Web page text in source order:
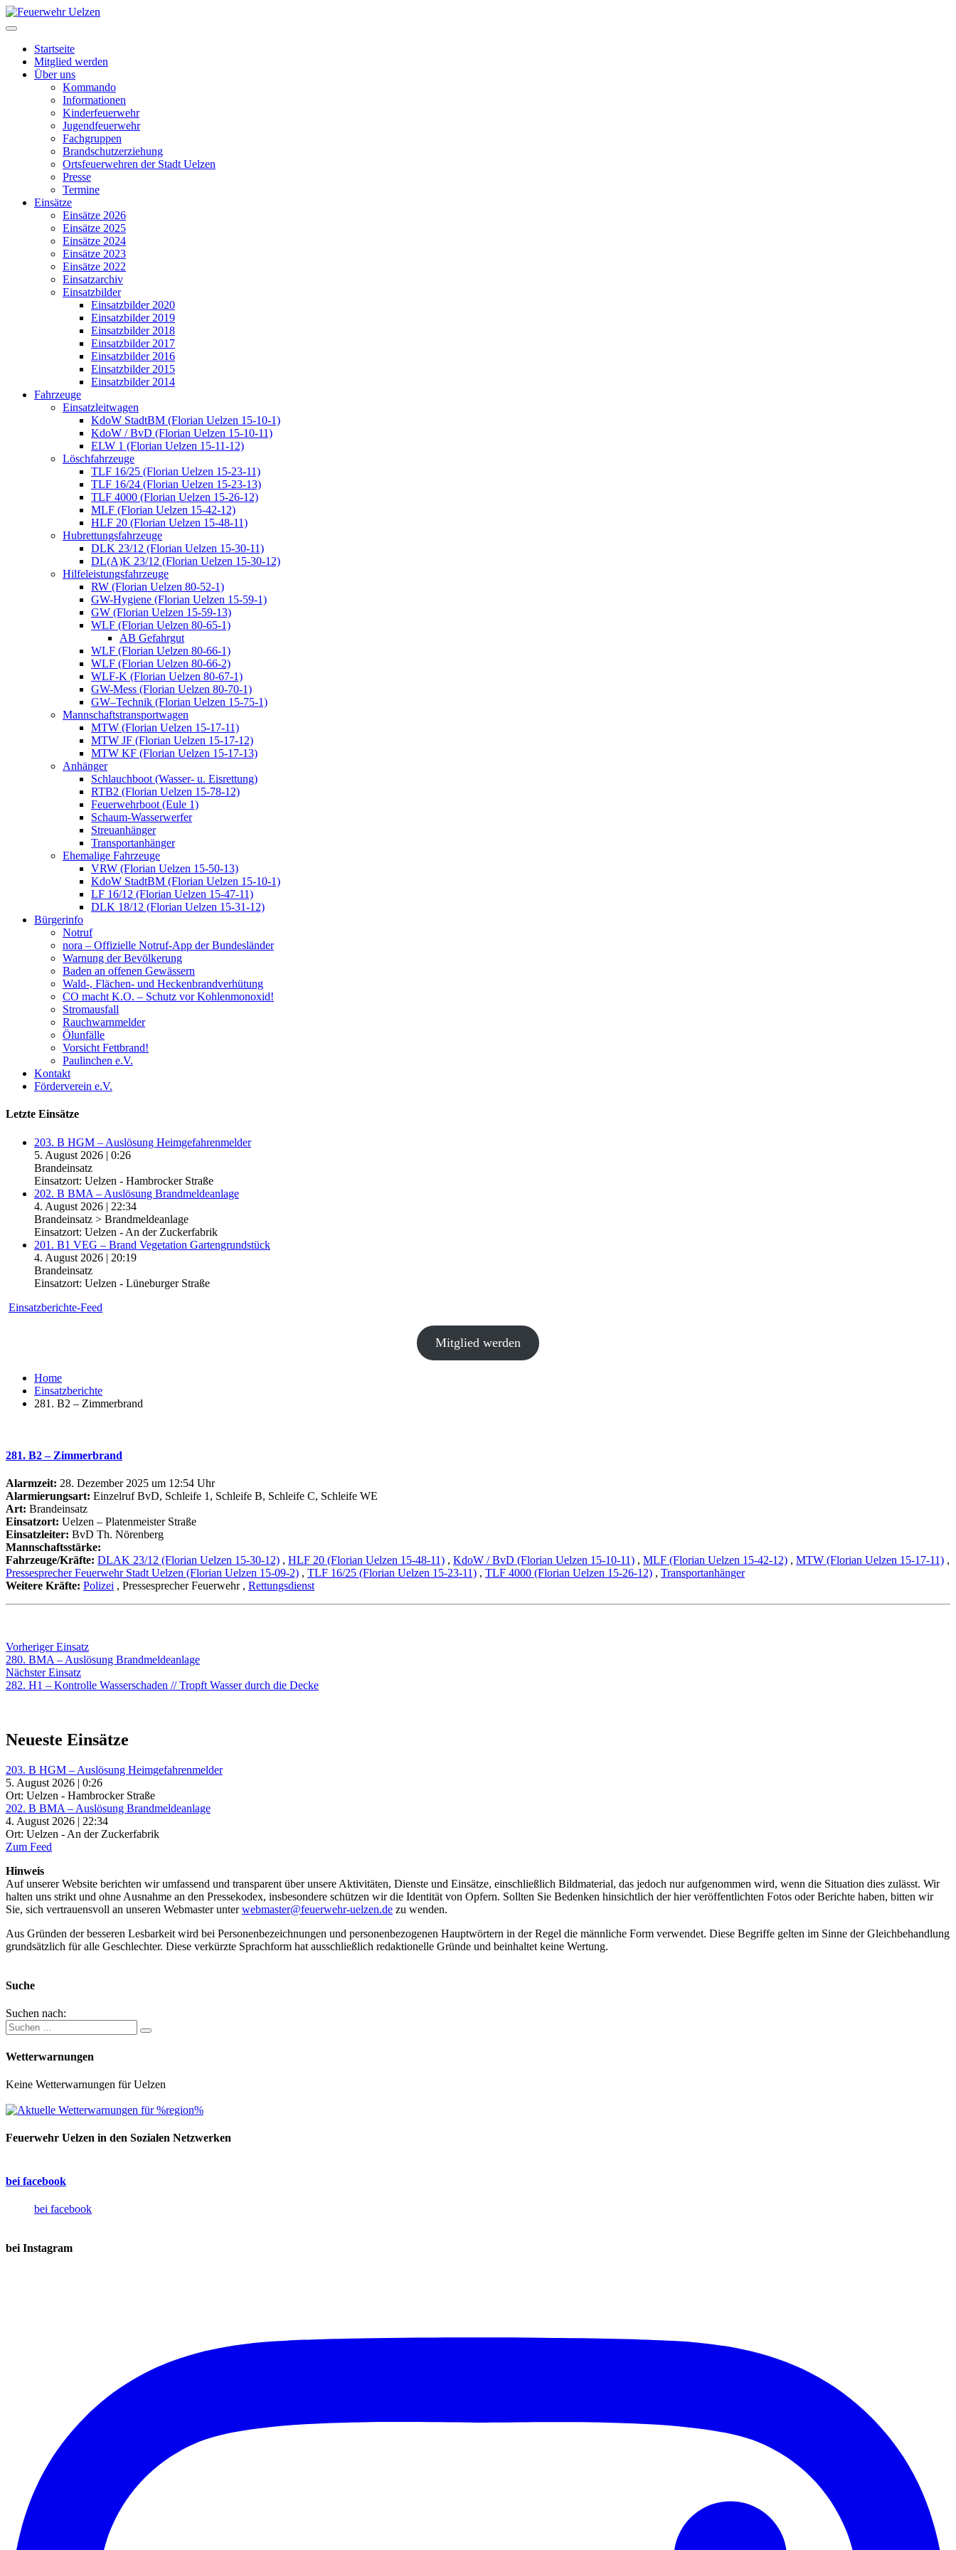
Startseite
Mitglied werden
Über uns
Kommando
Informationen
Kinderfeuerwehr
Jugendfeuerwehr
Fachgruppen
Brandschutzerziehung
Ortsfeuerwehren der Stadt Uelzen
Presse
Termine
Einsätze
Einsätze 2026
Einsätze 2025
Einsätze 2024
Einsätze 2023
Einsätze 2022
Einsatzarchiv
Einsatzbilder
Einsatzbilder 2020
Einsatzbilder 2019
Einsatzbilder 2018
Einsatzbilder 2017
Einsatzbilder 2016
Einsatzbilder 2015
Einsatzbilder 2014
Fahrzeuge
Einsatzleitwagen
KdoW StadtBM (Florian Uelzen 15-10-1)
KdoW / BvD (Florian Uelzen 15-10-11)
ELW 1 (Florian Uelzen 15-11-12)
Löschfahrzeuge
TLF 16/25 (Florian Uelzen 15-23-11)
TLF 16/24 (Florian Uelzen 15-23-13)
TLF 4000 (Florian Uelzen 15-26-12)
MLF (Florian Uelzen 15-42-12)
HLF 20 (Florian Uelzen 15-48-11)
Hubrettungsfahrzeuge
DLK 23/12 (Florian Uelzen 15-30-11)
DL(A)K 23/12 (Florian Uelzen 15-30-12)
Hilfeleistungsfahrzeuge
RW (Florian Uelzen 80-52-1)
GW-Hygiene (Florian Uelzen 15-59-1)
GW (Florian Uelzen 15-59-13)
WLF (Florian Uelzen 80-65-1)
AB Gefahrgut
WLF (Florian Uelzen 80-66-1)
WLF (Florian Uelzen 80-66-2)
WLF-K (Florian Uelzen 80-67-1)
GW-Mess (Florian Uelzen 80-70-1)
GW–Technik (Florian Uelzen 15-75-1)
Mannschaftstransportwagen
MTW (Florian Uelzen 15-17-11)
MTW JF (Florian Uelzen 15-17-12)
MTW KF (Florian Uelzen 15-17-13)
Anhänger
Schlauchboot (Wasser- u. Eisrettung)
RTB2 (Florian Uelzen 15-78-12)
Feuerwehrboot (Eule 1)
Schaum-Wasserwerfer
Streuanhänger
Transportanhänger
Ehemalige Fahrzeuge
VRW (Florian Uelzen 15-50-13)
KdoW StadtBM (Florian Uelzen 15-10-1)
LF 16/12 (Florian Uelzen 15-47-11)
DLK 18/12 (Florian Uelzen 15-31-12)
Bürgerinfo
Notruf
nora – Offizielle Notruf-App der Bundesländer
Warnung der Bevölkerung
Baden an offenen Gewässern
Wald-, Flächen- und Heckenbrandverhütung
CO macht K.O. – Schutz vor Kohlenmonoxid!
Stromausfall
Rauchwarnmelder
Ölunfälle
Vorsicht Fettbrand!
Paulinchen e.V.
Kontakt
Förderverein e.V.
Letzte Einsätze
203. B HGM – Auslösung Heimgefahrenmelder
5. August 2026 | 0:26
Brandeinsatz
Einsatzort: Uelzen - Hambrocker Straße
202. B BMA – Auslösung Brandmeldeanlage
4. August 2026 | 22:34
Brandeinsatz > Brandmeldeanlage
Einsatzort: Uelzen - An der Zuckerfabrik
201. B1 VEG – Brand Vegetation Gartengrundstück
4. August 2026 | 20:19
Brandeinsatz
Einsatzort: Uelzen - Lüneburger Straße
Einsatzberichte-Feed
Mitglied werden
Home
Einsatzberichte
281. B2 – Zimmerbrand
281. B2 – Zimmerbrand
Alarmzeit: 28. Dezember 2025 um 12:54 Uhr
Alarmierungsart: Einzelruf BvD, Schleife 1, Schleife B, Schleife C, Schleife WE
Art: Brandeinsatz
Einsatzort: Uelzen – Platenmeister Straße
Einsatzleiter: BvD Th. Nörenberg
Mannschaftsstärke:
Fahrzeuge/Kräfte: DLAK 23/12 (Florian Uelzen 15-30-12) , HLF 20 (Florian Uelzen 15-48-11) , KdoW / BvD (Florian Uelzen 15-10-11) , MLF (Florian Uelzen 15-42-12) , MTW (Florian Uelzen 15-17-11) ,
Pressesprecher Feuerwehr Stadt Uelzen (Florian Uelzen 15-09-2) , TLF 16/25 (Florian Uelzen 15-23-11) , TLF 4000 (Florian Uelzen 15-26-12) , Transportanhänger
Weitere Kräfte: Polizei , Pressesprecher Feuerwehr , Rettungsdienst
Beitragsnavigation
Vorheriger EinsatzVorheriger
Einsatz:
280. BMA – Auslösung Brandmeldeanlage
Nächster EinsatzNächster
Einsatz:
282. H1 – Kontrolle Wasserschaden // Tropft Wasser durch die Decke
Neueste Einsätze
203. B HGM – Auslösung Heimgefahrenmelder
5. August 2026 | 0:26
Ort: Uelzen - Hambrocker Straße
202. B BMA – Auslösung Brandmeldeanlage
4. August 2026 | 22:34
Ort: Uelzen - An der Zuckerfabrik
Zum Feed
Hinweis
Auf unserer Website berichten wir umfassend und transparent über unsere Aktivitäten, Dienste und Einsätze, einschließlich Bildmaterial, das jedoch nur aufgenommen wird, wenn die Situation dies zulässt. Wir
halten uns strikt und ohne Ausnahme an den Pressekodex, insbesondere schützen wir die Identität von Opfern. Sollten Sie Bedenken hinsichtlich der hier veröffentlichten Fotos oder Berichte haben, bitten wir
Sie, sich vertrauensvoll an unseren Webmaster unterwebmaster@feuerwehr-uelzen.de zu wenden.
Aus Gründen der besseren Lesbarkeit wird bei Personenbezeichnungen und personenbezogenen Hauptwörtern in der Regel die männliche Form verwendet. Diese Begriffe gelten im Sinne der Gleichbehandlung
grundsätzlich für alle Geschlechter. Diese verkürzte Sprachform hat ausschließlich redaktionelle Gründe und beinhaltet keine Wertung.
Suche
Suchen nach:
Wetterwarnungen
Keine Wetterwarnungen für Uelzen
Feuerwehr Uelzen in den Sozialen Netzwerken
bei facebook
bei facebook
bei Instagram